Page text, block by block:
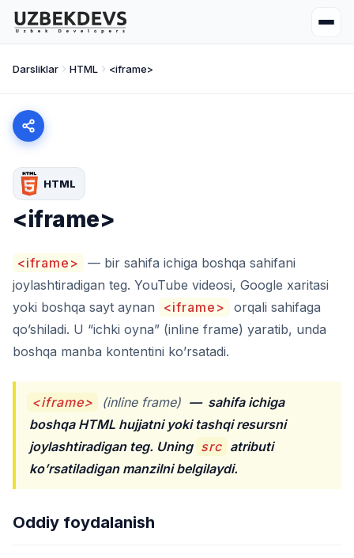
Darsliklar HTML <iframe>
HTML
<iframe>
<iframe>
— bir sahifa ichiga boshqa sahifani
joylashtiradigan teg. YouTube videosi, Google xaritasi
yoki boshqa sayt aynan
<iframe>
orqali sahifaga
qo’shiladi. U “ichki oyna” (inline frame) yaratib, unda
boshqa manba kontentini ko’rsatadi.
<iframe> (inline frame) — sahifa ichiga
boshqa HTML hujjatni yoki tashqi resursni
joylashtiradigan teg. Uning src atributi
ko’rsatiladigan manzilni belgilaydi.
Oddiy foydalanish